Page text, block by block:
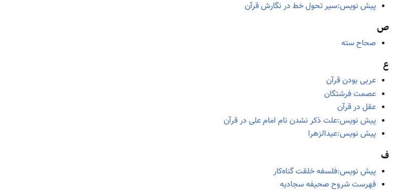
پیش نویس:سیر تحول خط در نگارش قرآن
ص
صحاح سته
ع
عربی بودن قرآن
عصمت فرشتگان
عقل در قرآن
پیش نویس:علت ذکر نشدن نام امام علی در قرآن
پیش نویس:عیدالزهرا
ف
پیش نویس:فلسفه خلقت گناه‌کار
فهرست شروح صحیفه سجادیه